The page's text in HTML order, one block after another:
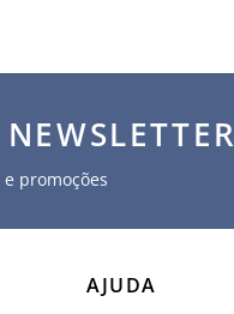
promoções
AJUDA